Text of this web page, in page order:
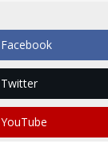
Facebook
Twitter
YouTube